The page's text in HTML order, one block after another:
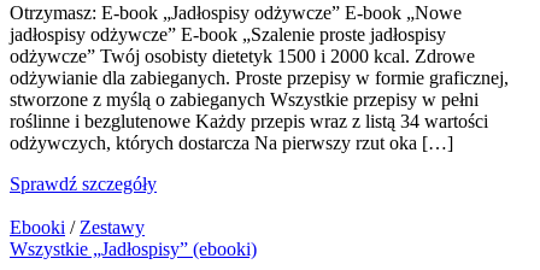
Otrzymasz: E-book „Jadłospisy odżywcze” E-book „Nowe
jadłospisy odżywcze” E-book „Szalenie proste jadłospisy
odżywcze” Twój osobisty dietetyk 1500 i 2000 kcal. Zdrowe
odżywianie dla zabieganych. Proste przepisy w formie graficznej,
stworzone z myślą o zabieganych Wszystkie przepisy w pełni
roślinne i bezglutenowe Każdy przepis wraz z listą 34 wartości
odżywczych, których dostarcza Na pierwszy rzut oka […]
Sprawdź szczegóły
Ebooki / Zestawy
Wszystkie „Jadłospisy” (ebooki)